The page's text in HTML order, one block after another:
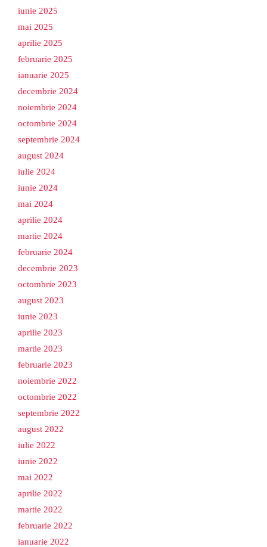
iunie 2025
mai 2025
aprilie 2025
februarie 2025
ianuarie 2025
decembrie 2024
noiembrie 2024
octombrie 2024
septembrie 2024
august 2024
iulie 2024
iunie 2024
mai 2024
aprilie 2024
martie 2024
februarie 2024
decembrie 2023
octombrie 2023
august 2023
iunie 2023
aprilie 2023
martie 2023
februarie 2023
noiembrie 2022
octombrie 2022
septembrie 2022
august 2022
iulie 2022
iunie 2022
mai 2022
aprilie 2022
martie 2022
februarie 2022
ianuarie 2022